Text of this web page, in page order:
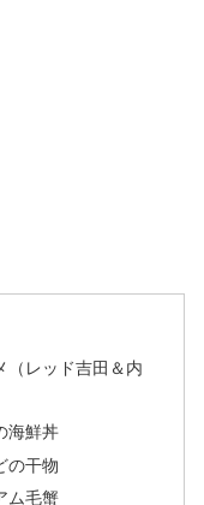
（レッド吉田＆内
海鮮丼
の干物
ム毛蟹